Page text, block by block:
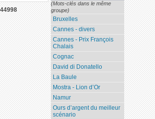
(Mots-clés dans le même
groupe)
Bruxelles
Cannes - divers
Cannes - Prix François
Chalais
Cognac
David di Donatello
La Baule
Mostra - Lion d’Or
Namur
Ours d’argent du meilleur
scénario